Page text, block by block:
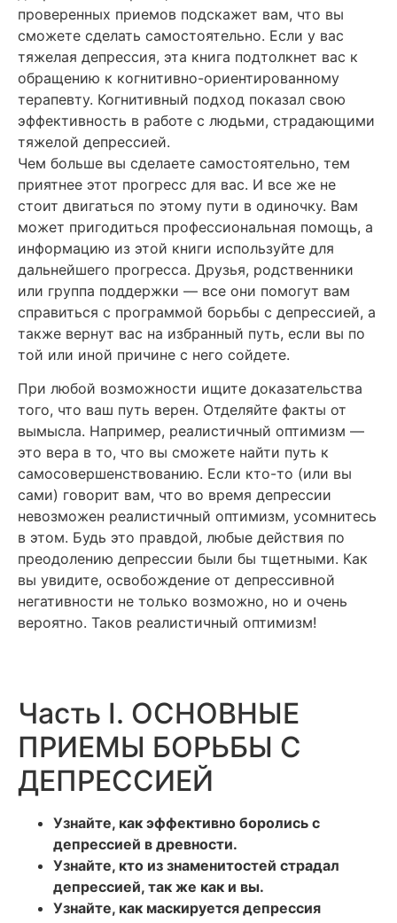
проверенных приемов подскажет вам, что вы
сможете сделать самостоятельно. Если у вас
тяжелая депрессия, эта книга подтолкнет вас к
обращению к когнитивно-ориентированному
терапевту. Когнитивный подход показал свою
эффективность в работе с людьми, страдающими
тяжелой депрессией.
Чем больше вы сделаете самостоятельно, тем
приятнее этот прогресс для вас. И все же не
стоит двигаться по этому пути в одиночку. Вам
может пригодиться профессиональная помощь, а
информацию из этой книги используйте для
дальнейшего прогресса. Друзья, родственники
или группа поддержки — все они помогут вам
справиться с программой борьбы с депрессией, а
также вернут вас на избранный путь, если вы по
той или иной причине с него сойдете.
При любой возможности ищите доказательства
того, что ваш путь верен. Отделяйте факты от
вымысла. Например, реалистичный оптимизм —
это вера в то, что вы сможете найти путь к
самосовершенствованию. Если кто-то (или вы
сами) говорит вам, что во время депрессии
невозможен реалистичный оптимизм, усомнитесь
в этом. Будь это правдой, любые действия по
преодолению депрессии были бы тщетными. Как
вы увидите, освобождение от депрессивной
негативности не только возможно, но и очень
вероятно. Таков реалистичный оптимизм!
Часть I. ОСНОВНЫЕ
ПРИЕМЫ БОРЬБЫ С
ДЕПРЕССИЕЙ
Узнайте, как эффективно боролись с
депрессией в древности.
Узнайте, кто из знаменитостей страдал
депрессией, так же как и вы.
Узнайте, как маскируется депрессия